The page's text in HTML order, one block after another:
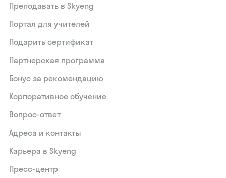
Преподавать в Skyeng
Портал для учителей
Подарить сертификат
Партнерская программа
Бонус за рекомендацию
Корпоративное обучение
Вопрос-ответ
Адреса и контакты
Карьера в Skyeng
Пресс-центр